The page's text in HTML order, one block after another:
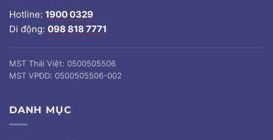
Hotline: 1900 0329
Di động: 098 818 7771
MST Thái Việt: 0500505506
MST VPĐD: 0500505506-002
DANH MỤC